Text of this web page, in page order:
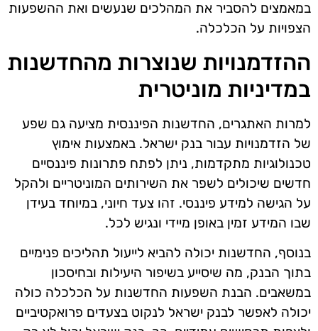
במאמצים להסביר את המהלכים שנעשים ואת ההשפעות
הצפויות על הכלכלה.
ההזדמנויות שנוצרות מהחדשנות
במדיניות מוניטרית
למרות האתגרים, החדשנות הפיננסית מציעה גם שפע
של הזדמנויות עבור בנק ישראל. באמצעות אימוץ
טכנולוגיות מתקדמות, ניתן לפתח פתרונות פיננסיים
חדשים שיכולים לשפר את השירותים המוניטריים ולהקל
על הגישה למידע פיננסי. זהו צעד חיוני, במיוחד בעידן
שבו המידע זמין באופן מיידי ונגיש לכל.
בנוסף, החדשנות יכולה להביא לייעול תהליכים פנימיים
בתוך הבנק, מה שיסייע בשיפור היעילות ובחיסכון
במשאבים. הבנת השפעות החדשנות על הכלכלה כולה
יכולה לאפשר לבנק ישראל לנקוט בצעדים פרואקטיביים